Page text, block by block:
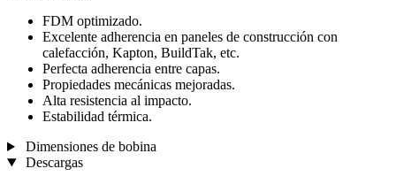
FDM optimizado.
Excelente adherencia en paneles de construcción con
calefacción, Kapton, BuildTak, etc.
Perfecta adherencia entre capas.
Propiedades mecánicas mejoradas.
Alta resistencia al impacto.
Estabilidad térmica.
Dimensiones de bobina
Descargas